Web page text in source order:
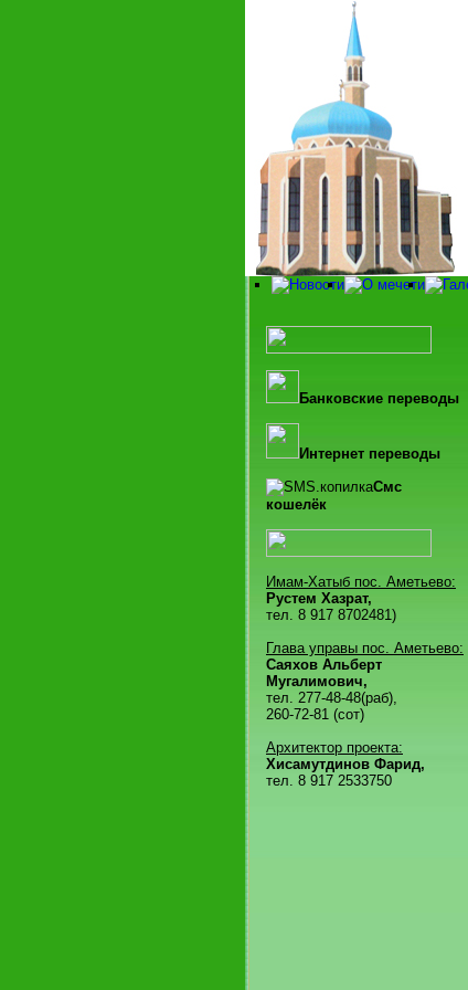
Банковские переводы
Интернет переводы
Смс
кошелёк
Имам-Хатыб пос. Аметьево:
Рустем Хазрат,
тел. 8 917 8702481)
Глава управы пос. Аметьево:
Саяхов Альберт
Мугалимович,
тел. 277-48-48(раб),
260-72-81 (сот)
Архитектор проекта:
Хисамутдинов Фарид,
тел. 8 917 2533750